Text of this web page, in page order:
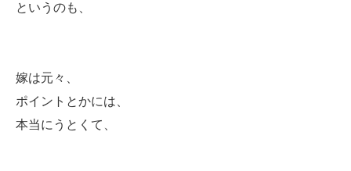
というのも、
嫁は元々、
ポイントとかには、
本当にうとくて、